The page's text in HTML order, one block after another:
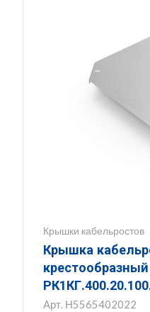
Крышки кабельростов
Крышка
Арт. Н5565402022